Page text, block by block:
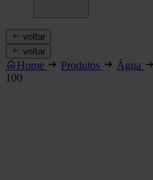
voltar
voltar
Home Produtos Água
100